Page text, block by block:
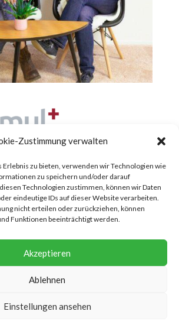
Zustimmung verwalten
Erlebnis zu bieten, verwenden wir Technologien wie
zu speichern und/oder darauf
Technologien zustimmen, können wir Daten
eindeutige IDs auf dieser Website verarbeiten.
nicht erteilen oder zurückziehen, können
Funktionen beeinträchtigt werden.
Akzeptieren
Ablehnen
Einstellungen ansehen
INFO-FLYER